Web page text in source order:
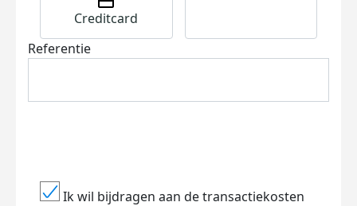
Creditcard
Referentie
Ik wil bijdragen aan de transactiekosten